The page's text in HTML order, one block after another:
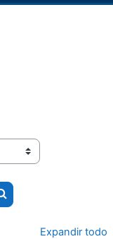
Buscar cursos
Expandir todo